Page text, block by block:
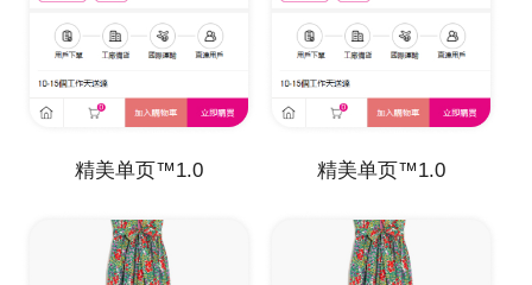
精美单页™1.0 精美单页™1.0